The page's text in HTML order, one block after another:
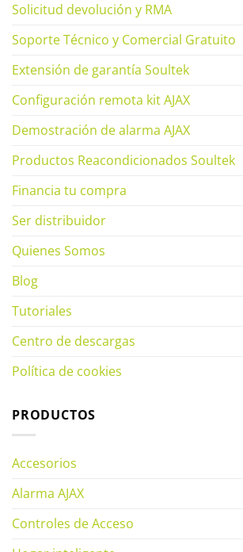
Solicitud devolución y RMA
Soporte Técnico y Comercial Gratuito
Extensión de garantía Soultek
Configuración remota kit AJAX
Demostración de alarma AJAX
Productos Reacondicionados Soultek
Financia tu compra
Ser distribuidor
Quienes Somos
Blog
Tutoriales
Centro de descargas
Política de cookies
PRODUCTOS
Accesorios
Alarma AJAX
Controles de Acceso